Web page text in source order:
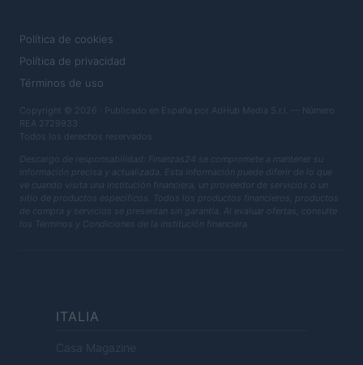
Política de cookies
Política de privacidad
Términos de uso
Copyright © 2026 · Publicado en España por AdHub Media S.r.l. — Número
REA 2729933
Todos los derechos reservados
Descargo de responsabilidad: Finanzas24 se compromete a mantener su
información precisa y actualizada. Esta información puede diferir de lo que
ve cuando visita una institución financiera, un proveedor de servicios o un
sitio de productos específicos. Todos los productos financieros, productos
de compra y servicios se presentan sin garantía. Al evaluar ofertas, consulte
los Términos y Condiciones de la institución financiera.
ITALIA
Casa Magazine